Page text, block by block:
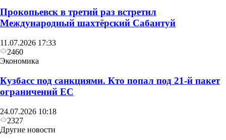
Прокопьевск в третий раз встретил
Международный шахтёрский Сабантуй
11.07.2026 17:33
2460
Экономика
Кузбасс под санкциями. Кто попал под 21‑й пакет
ограничений ЕС
24.07.2026 10:18
2327
Другие новости